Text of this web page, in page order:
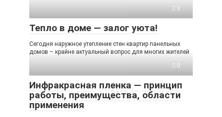
0
Тепло в доме — залог уюта!
Сегодня наружное утепление стен квартир панельных
домов – крайне актуальный вопрос для многих жителей
0
Инфракрасная пленка — принцип
работы, преимущества, области
применения